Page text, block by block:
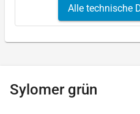
Alle technische
Sylomer grün